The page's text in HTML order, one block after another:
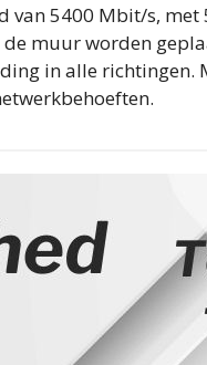
van 5400 Mbit/s,
muur worden
in alle